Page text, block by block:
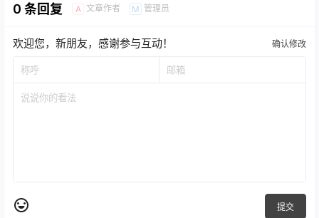
0 条回复 A 文章作者 M 管理员
欢迎您，新朋友，感谢参与互动！ 确认修改
提交